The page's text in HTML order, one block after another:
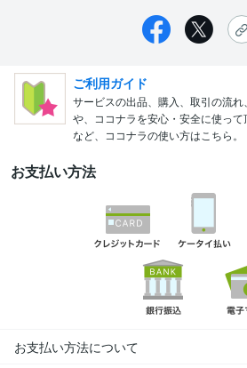
ご利用ガイド
サービスの出品、購入、取引の流
や、ココナラを安心・安全に使っ
など、ココナラの使い方はこちら。
お支払い方法
お支払い方法について